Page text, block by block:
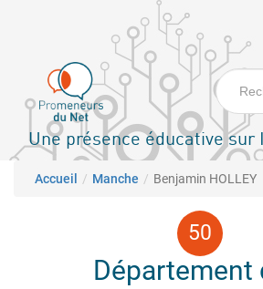
principal
Une présence éducative sur
Fil d'Ariane
Accueil Manche Benjamin HOLLEY
Département